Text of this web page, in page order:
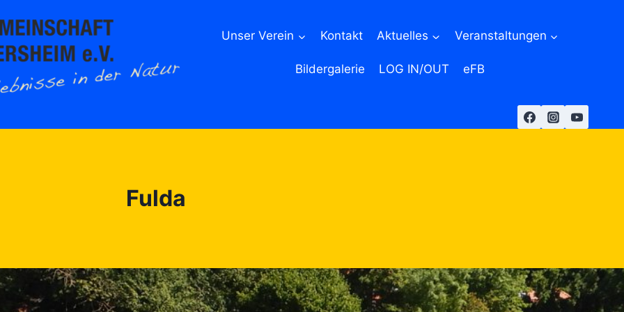
Unser Verein Kontakt Aktuelles Veranstaltungen
Bildergalerie LOG IN/OUT eFB
Fulda